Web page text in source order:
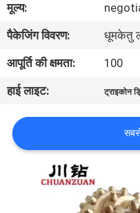
गुणवत्ता
नियंत्रण
संपर्क
समाचार
मूल्य:
पैकेजिंग विवरण:
धूमकेतु
आपूर्ति की क्षमता:
100
हाई लाइट:
ट्राइकोन